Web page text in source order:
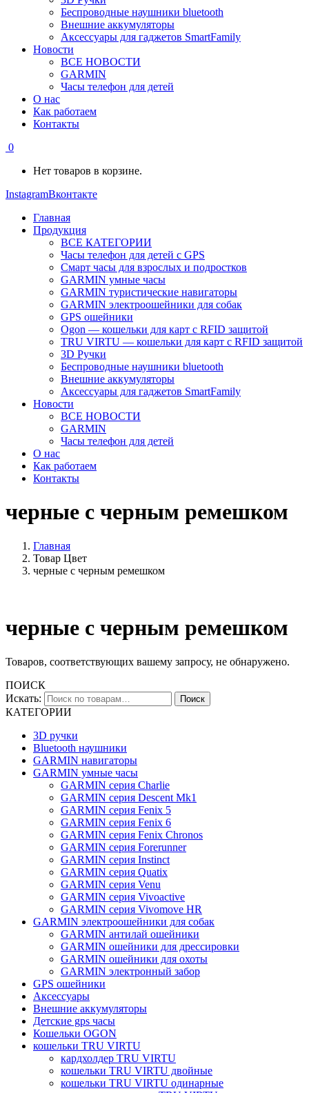
Беспроводные наушники bluetooth
Внешние аккумуляторы
Аксессуары для гаджетов SmartFamily
Новости
ВСЕ НОВОСТИ
GARMIN
Часы телефон для детей
О нас
Как работаем
Контакты
0
Нет товаров в корзине.
InstagramВконтакте
Главная
Продукция
ВСЕ КАТЕГОРИИ
Часы телефон для детей с GPS
Смарт часы для взрослых и подростков
GARMIN умные часы
GARMIN туристические навигаторы
GARMIN электроошейники для собак
GPS ошейники
Ogon — кошельки для карт с RFID защитой
TRU VIRTU — кошельки для карт с RFID защитой
3D Ручки
Беспроводные наушники bluetooth
Внешние аккумуляторы
Аксессуары для гаджетов SmartFamily
Новости
ВСЕ НОВОСТИ
GARMIN
Часы телефон для детей
О нас
Как работаем
Контакты
черные с черным ремешком
Главная
Товар Цвет
черные с черным ремешком
черные с черным ремешком
Товаров, соответствующих вашему запросу, не обнаружено.
ПОИСК
Искать:
Поиск
КАТЕГОРИИ
3D ручки
Bluetooth наушники
GARMIN навигаторы
GARMIN умные часы
GARMIN серия Charlie
GARMIN серия Descent Mk1
GARMIN серия Fenix 5
GARMIN серия Fenix 6
GARMIN серия Fenix Chronos
GARMIN серия Forerunner
GARMIN серия Instinct
GARMIN серия Quatix
GARMIN серия Venu
GARMIN серия Vivoactive
GARMIN серия Vivomove HR
GARMIN электроошейники для собак
GARMIN антилай ошейники
GARMIN ошейники для дрессировки
GARMIN ошейники для охоты
GARMIN электронный забор
GPS ошейники
Аксессуары
Внешние аккумуляторы
Детские gps часы
Кошельки OGON
кошельки TRU VIRTU
кардхолдер TRU VIRTU
кошельки TRU VIRTU двойные
кошельки TRU VIRTU одинарные